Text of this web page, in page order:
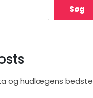
Søg
og hudlægens bedste